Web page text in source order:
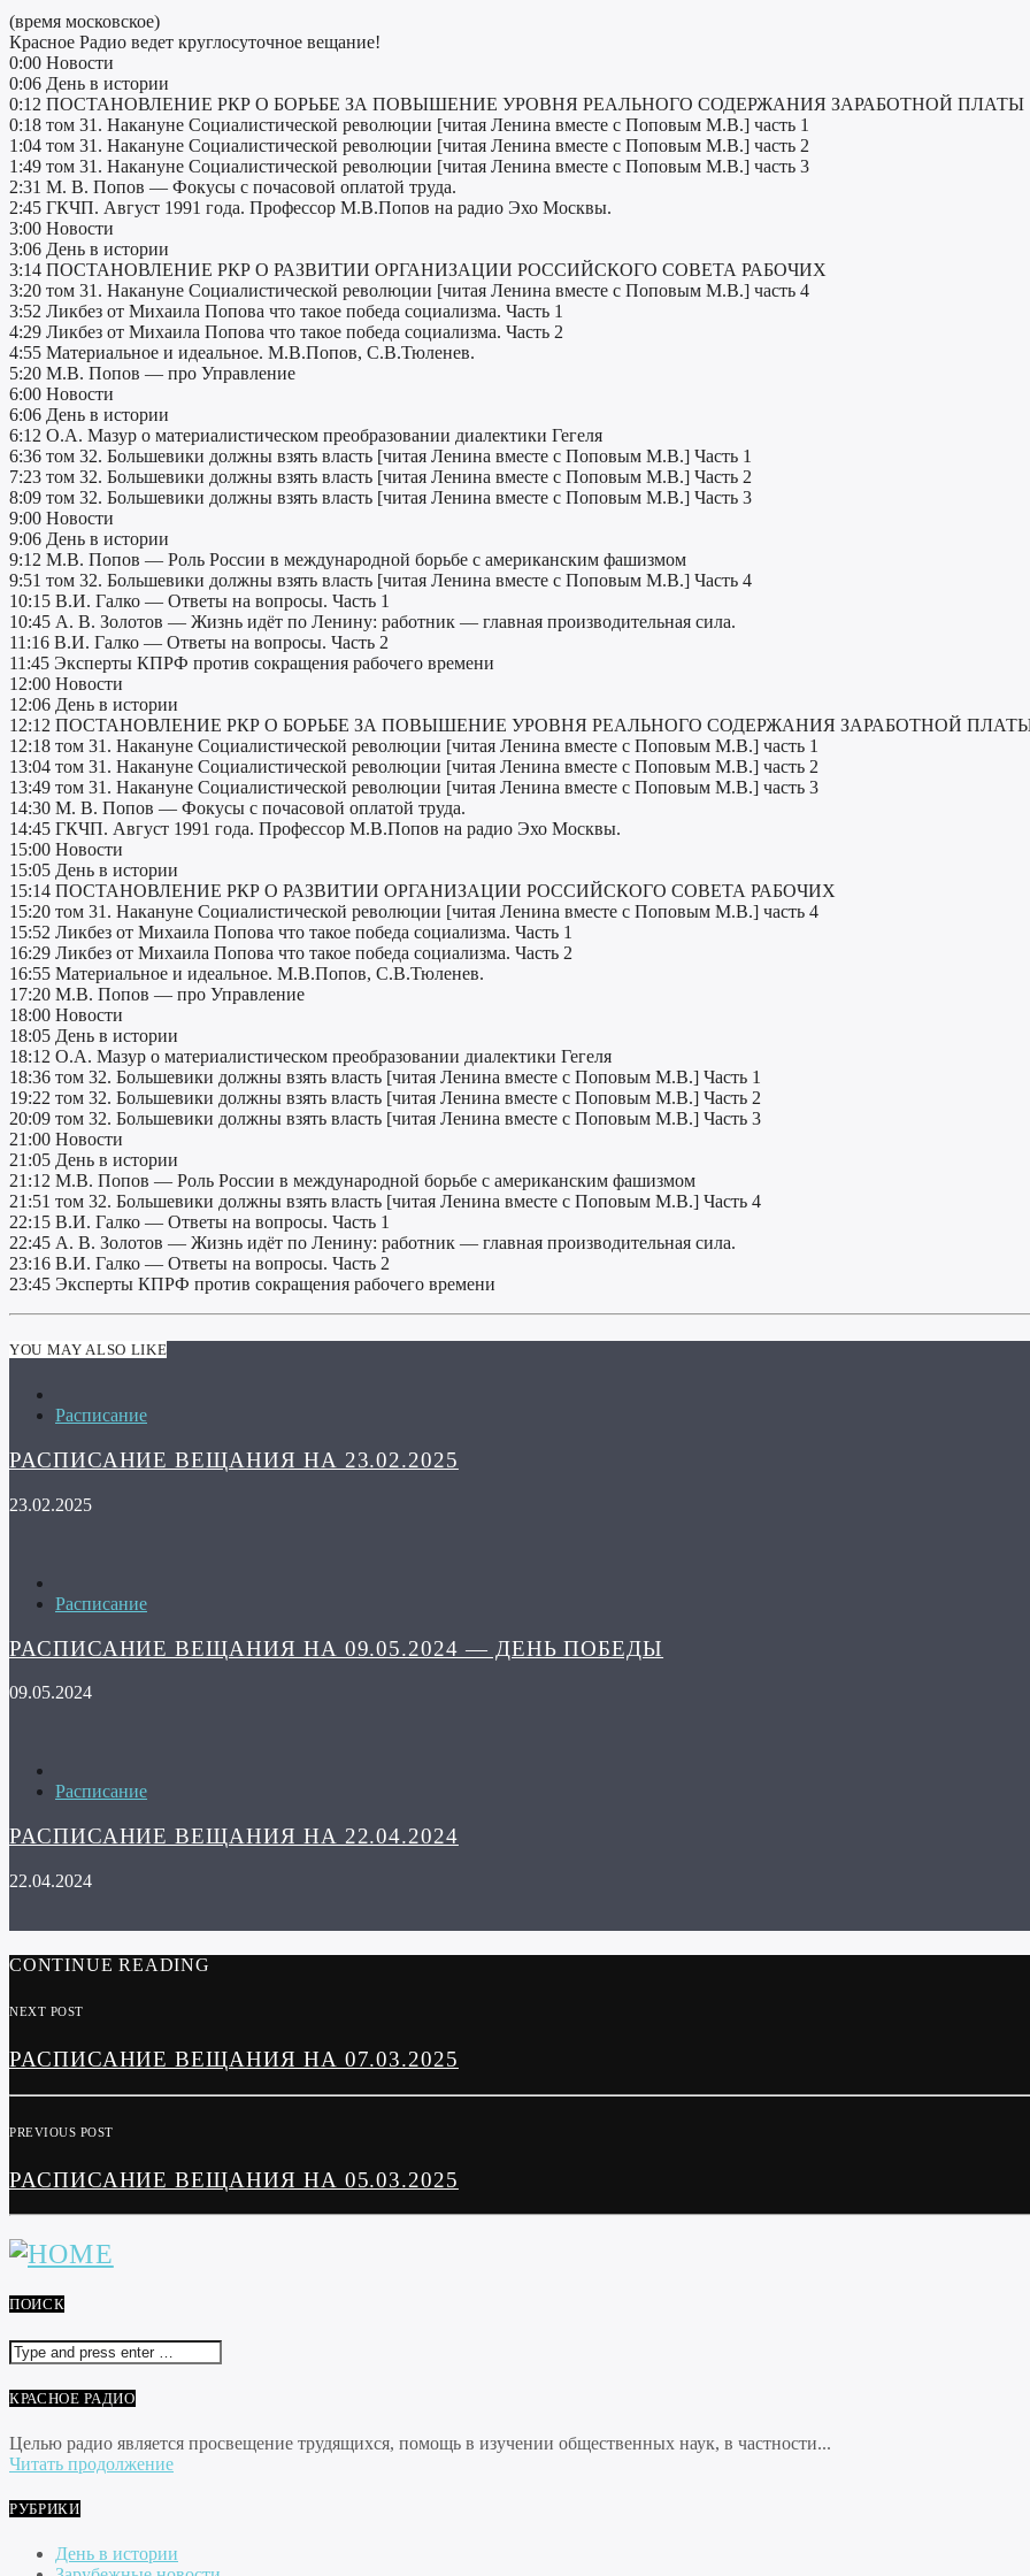
(время московское)
Красное Радио ведет круглосуточное вещание!
0:00 Новости
0:06 День в истории
0:12 ПОСТАНОВЛЕНИЕ РКР О БОРЬБЕ ЗА ПОВЫШЕНИЕ УРОВНЯ РЕАЛЬНОГО СОДЕРЖАНИЯ ЗАРАБОТНОЙ ПЛАТЫ
0:18 том 31. Накануне Социалистической революции [читая Ленина вместе с Поповым М.В.] часть 1
1:04 том 31. Накануне Социалистической революции [читая Ленина вместе с Поповым М.В.] часть 2
1:49 том 31. Накануне Социалистической революции [читая Ленина вместе с Поповым М.В.] часть 3
2:31 М. В. Попов — Фокусы с почасовой оплатой труда.
2:45 ГКЧП. Август 1991 года. Профессор М.В.Попов на радио Эхо Москвы.
3:00 Новости
3:06 День в истории
3:14 ПОСТАНОВЛЕНИЕ РКР О РАЗВИТИИ ОРГАНИЗАЦИИ РОССИЙСКОГО СОВЕТА РАБОЧИХ
3:20 том 31. Накануне Социалистической революции [читая Ленина вместе с Поповым М.В.] часть 4
3:52 Ликбез от Михаила Попова что такое победа социализма. Часть 1
4:29 Ликбез от Михаила Попова что такое победа социализма. Часть 2
4:55 Материальное и идеальное. М.В.Попов, С.В.Тюленев.
5:20 М.В. Попов — про Управление
6:00 Новости
6:06 День в истории
6:12 О.А. Мазур о материалистическом преобразовании диалектики Гегеля
6:36 том 32. Большевики должны взять власть [читая Ленина вместе с Поповым М.В.] Часть 1
7:23 том 32. Большевики должны взять власть [читая Ленина вместе с Поповым М.В.] Часть 2
8:09 том 32. Большевики должны взять власть [читая Ленина вместе с Поповым М.В.] Часть 3
9:00 Новости
9:06 День в истории
9:12 М.В. Попов — Роль России в международной борьбе с американским фашизмом
9:51 том 32. Большевики должны взять власть [читая Ленина вместе с Поповым М.В.] Часть 4
10:15 В.И. Галко — Ответы на вопросы. Часть 1
10:45 А. В. Золотов — Жизнь идёт по Ленину: работник — главная производительная сила.
11:16 В.И. Галко — Ответы на вопросы. Часть 2
11:45 Эксперты КПРФ против сокращения рабочего времени
12:00 Новости
12:06 День в истории
12:12 ПОСТАНОВЛЕНИЕ РКР О БОРЬБЕ ЗА ПОВЫШЕНИЕ УРОВНЯ РЕАЛЬНОГО СОДЕРЖАНИЯ ЗАРАБОТНОЙ
12:18 том 31. Накануне Социалистической революции [читая Ленина вместе с Поповым М.В.] часть 1
13:04 том 31. Накануне Социалистической революции [читая Ленина вместе с Поповым М.В.] часть 2
13:49 том 31. Накануне Социалистической революции [читая Ленина вместе с Поповым М.В.] часть 3
14:30 М. В. Попов — Фокусы с почасовой оплатой труда.
14:45 ГКЧП. Август 1991 года. Профессор М.В.Попов на радио Эхо Москвы.
15:00 Новости
15:05 День в истории
15:14 ПОСТАНОВЛЕНИЕ РКР О РАЗВИТИИ ОРГАНИЗАЦИИ РОССИЙСКОГО СОВЕТА РАБОЧИХ
15:20 том 31. Накануне Социалистической революции [читая Ленина вместе с Поповым М.В.] часть 4
15:52 Ликбез от Михаила Попова что такое победа социализма. Часть 1
16:29 Ликбез от Михаила Попова что такое победа социализма. Часть 2
16:55 Материальное и идеальное. М.В.Попов, С.В.Тюленев.
17:20 М.В. Попов — про Управление
18:00 Новости
18:05 День в истории
18:12 О.А. Мазур о материалистическом преобразовании диалектики Гегеля
18:36 том 32. Большевики должны взять власть [читая Ленина вместе с Поповым М.В.] Часть 1
19:22 том 32. Большевики должны взять власть [читая Ленина вместе с Поповым М.В.] Часть 2
20:09 том 32. Большевики должны взять власть [читая Ленина вместе с Поповым М.В.] Часть 3
21:00 Новости
21:05 День в истории
21:12 М.В. Попов — Роль России в международной борьбе с американским фашизмом
21:51 том 32. Большевики должны взять власть [читая Ленина вместе с Поповым М.В.] Часть 4
22:15 В.И. Галко — Ответы на вопросы. Часть 1
22:45 А. В. Золотов — Жизнь идёт по Ленину: работник — главная производительная сила.
23:16 В.И. Галко — Ответы на вопросы. Часть 2
23:45 Эксперты КПРФ против сокращения рабочего времени
YOU MAY ALSO LIKE
Расписание
РАСПИСАНИЕ ВЕЩАНИЯ НА 23.02.2025
23.02.2025
Расписание
РАСПИСАНИЕ ВЕЩАНИЯ НА 09.05.2024 — ДЕНЬ ПОБЕДЫ
09.05.2024
Расписание
РАСПИСАНИЕ ВЕЩАНИЯ НА 22.04.2024
22.04.2024
CONTINUE READING
NEXT POST
РАСПИСАНИЕ ВЕЩАНИЯ НА 07.03.2025
PREVIOUS POST
РАСПИСАНИЕ ВЕЩАНИЯ НА 05.03.2025
ПОИСК
КРАСНОЕ РАДИО
Целью радио является просвещение трудящихся, помощь в изучении общественных наук, в частности...
Читать продолжение
РУБРИКИ
День в истории